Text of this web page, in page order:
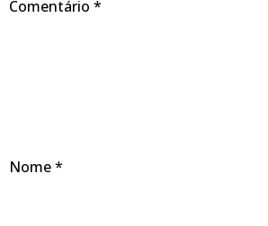
Comentário *
Nome*